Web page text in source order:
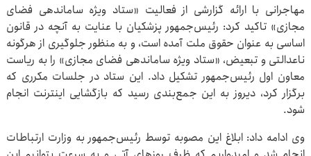
مهاجرانی با ارائه گزارشی از فعالیت «ستاد ویژه ساماندهی فضای
مجازی» تاکید کرد: رئیس‌جمهور پزشکیان با عنایت به آنچه در قانون
اساسی به عنوان حقوق ملت آمده است، و به منظور جلوگیری از هرگونه
ناعدالتی و تبعیض، «ستاد ویژه ساماندهی فضای مجازی» را به ریاست
معاون اول رئیس‌جمهور تشکیل داد. این ستاد در جلسات مکرری که
برگزار کرد، دیروز به این جمع‌بندی رسید که بازگشایی اینترنت انجام
شود.
وی ادامه داد: ابلاغ این مصوبه توسط رئیس‌جمهور به وزارت ارتباطات